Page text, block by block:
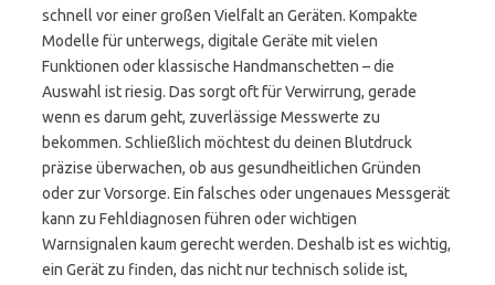
schnell vor einer großen Vielfalt an Geräten. Kompakte
Modelle für unterwegs, digitale Geräte mit vielen
Funktionen oder klassische Handmanschetten – die
Auswahl ist riesig. Das sorgt oft für Verwirrung, gerade
wenn es darum geht, zuverlässige Messwerte zu
bekommen. Schließlich möchtest du deinen Blutdruck
präzise überwachen, ob aus gesundheitlichen Gründen
oder zur Vorsorge. Ein falsches oder ungenaues Messgerät
kann zu Fehldiagnosen führen oder wichtigen
Warnsignalen kaum gerecht werden. Deshalb ist es wichtig,
ein Gerät zu finden, das nicht nur technisch solide ist,